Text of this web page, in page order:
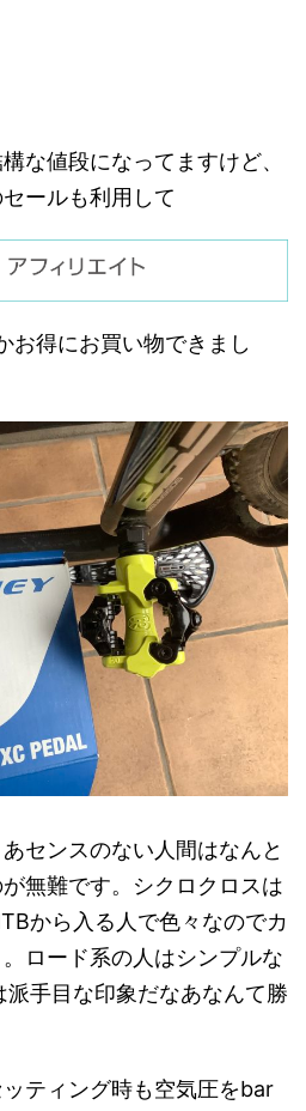
な値段になってますけど、
ールも利用して
お得にお買い物できまし
センスのない人間はなんと
無難です。シクロクロスは
から入る人で色々なのでカ
ロード系の人はシンプルな
手目な印象だなあなんて勝
ティング時も空気圧をbar